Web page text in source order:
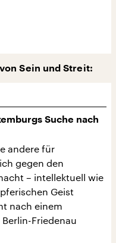
Sein und Streit:
Suche nach
andere für
gegen den
– intellektuell wie
Geist
nach einem
Berlin-Friedenau